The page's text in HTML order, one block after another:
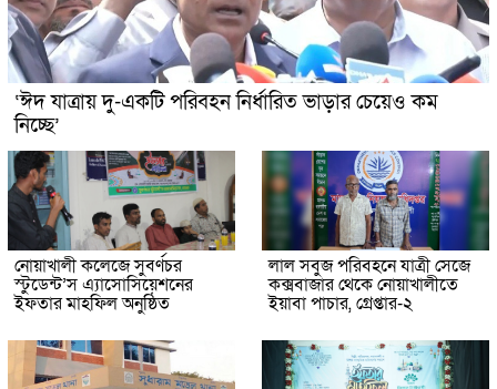
‘ঈদ যাত্রায় দু-একটি পরিবহন নির্ধারিত ভাড়ার চেয়েও কম
নিচ্ছে’
নোয়াখালী কলেজে সুবর্ণচর
স্টুডেন্ট’স এ্যাসোসিয়েশনের
ইফতার মাহফিল অনুষ্ঠিত
লাল সবুজ পরিবহনে যাত্রী সেজে
কক্সবাজার থেকে নোয়াখালীতে
ইয়াবা পাচার, গ্রেপ্তার-২